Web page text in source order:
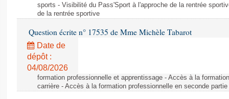
sports - Visibilité du Pass'Sport à l'approche de la rentrée
de la rentrée sportive
Question écrite n° 17535 de Mme Michèle Tabarot
Date de
dépôt :
04/08/2026
formation professionnelle et apprentissage - Accès à la
carrière - Accès à la formation professionnelle en seconde partie